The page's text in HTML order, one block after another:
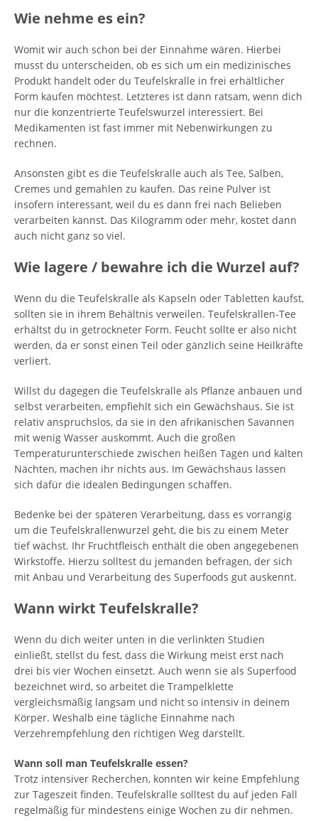
Wie nehme es ein?
Womit wir auch schon bei der Einnahme wären. Hierbei
musst du unterscheiden, ob es sich um ein medizinisches
Produkt handelt oder du Teufelskralle in frei erhältlicher
Form kaufen möchtest. Letzteres ist dann ratsam, wenn dich
nur die konzentrierte Teufelswurzel interessiert. Bei
Medikamenten ist fast immer mit Nebenwirkungen zu
rechnen.
Ansonsten gibt es die Teufelskralle auch als Tee, Salben,
Cremes und gemahlen zu kaufen. Das reine Pulver ist
insofern interessant, weil du es dann frei nach Belieben
verarbeiten kannst. Das Kilogramm oder mehr, kostet dann
auch nicht ganz so viel.
Wie lagere / bewahre ich die Wurzel auf?
Wenn du die Teufelskralle als Kapseln oder Tabletten kaufst,
sollten sie in ihrem Behältnis verweilen. Teufelskrallen-Tee
erhältst du in getrockneter Form. Feucht sollte er also nicht
werden, da er sonst einen Teil oder gänzlich seine Heilkräfte
verliert.
Willst du dagegen die Teufelskralle als Pflanze anbauen und
selbst verarbeiten, empfiehlt sich ein Gewächshaus. Sie ist
relativ anspruchslos, da sie in den afrikanischen Savannen
mit wenig Wasser auskommt. Auch die großen
Temperaturunterschiede zwischen heißen Tagen und kalten
Nächten, machen ihr nichts aus. Im Gewächshaus lassen
sich dafür die idealen Bedingungen schaffen.
Bedenke bei der späteren Verarbeitung, dass es vorrangig
um die Teufelskrallenwurzel geht, die bis zu einem Meter
tief wächst. Ihr Fruchtfleisch enthält die oben angegebenen
Wirkstoffe. Hierzu solltest du jemanden befragen, der sich
mit Anbau und Verarbeitung des Superfoods gut auskennt.
Wann wirkt Teufelskralle?
Wenn du dich weiter unten in die verlinkten Studien
einließt, stellst du fest, dass die Wirkung meist erst nach
drei bis vier Wochen einsetzt. Auch wenn sie als Superfood
bezeichnet wird, so arbeitet die Trampelklette
vergleichsmäßig langsam und nicht so intensiv in deinem
Körper. Weshalb eine tägliche Einnahme nach
Verzehrempfehlung den richtigen Weg darstellt.
Wann soll man Teufelskralle essen?
Trotz intensiver Recherchen, konnten wir keine Empfehlung
zur Tageszeit finden. Teufelskralle solltest du auf jeden Fall
regelmäßig für mindestens einige Wochen zu dir nehmen.